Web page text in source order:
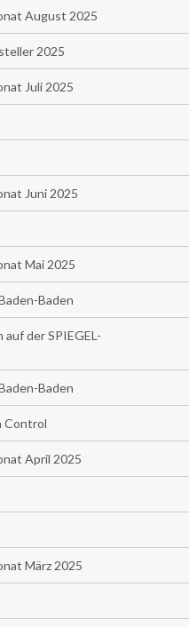
August 2025
2025
Juli 2025
Juni 2025
Mai 2025
Baden
der SPIEGEL-
Baden
Control
April 2025
März 2025